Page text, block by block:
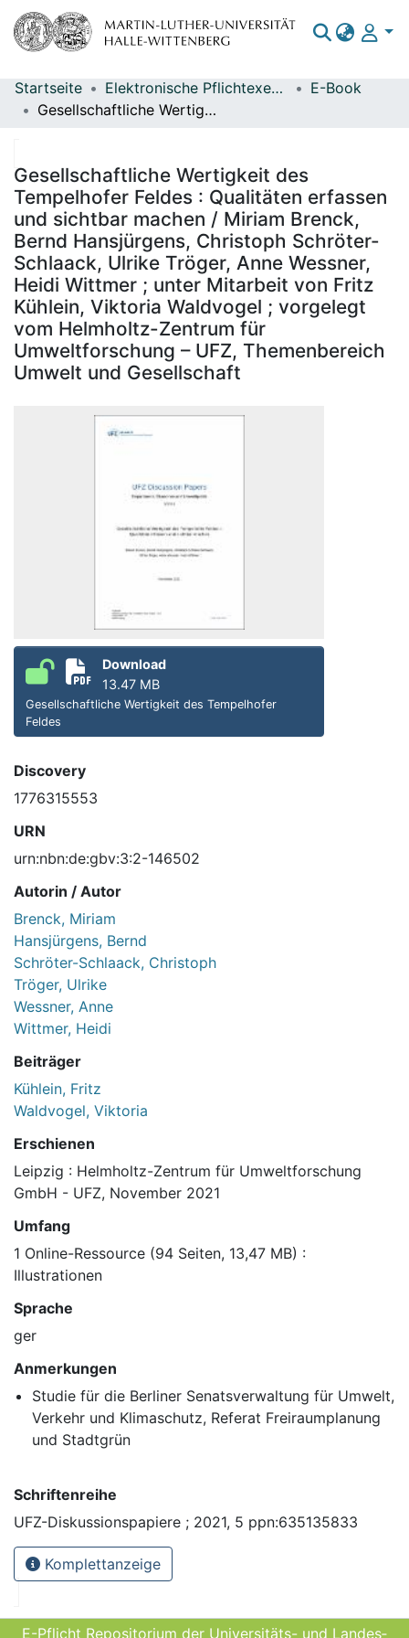
Bereiche & Sammlungen
Statistiken
Startseite Elektronische Pflichtexemplare
E-Book
Gesellschaftliche Wertigkeit des Tempelhofer Feldes : Qualitäten erfassen und sichtbar machen / Miriam Brenck, Bernd Hansjürgens, Christoph Schröter-Schlaack, Ulrike Tröger, Anne Wessner, Heidi Wittmer ; unter Mitarbeit von Fritz Kühlein, Viktoria Waldvogel ; vorgelegt vom Helmholtz-Zentrum für Umweltforschung – UFZ, Themenbereich Umwelt und Gesellschaft
Gesellschaftliche Wertigkeit des
Tempelhofer Feldes : Qualitäten erfassen
und sichtbar machen / Miriam Brenck,
Bernd Hansjürgens, Christoph Schröter-
Schlaack, Ulrike Tröger, Anne Wessner,
Heidi Wittmer ; unter Mitarbeit von Fritz
Kühlein, Viktoria Waldvogel ; vorgelegt
vom Helmholtz-Zentrum für
Umweltforschung – UFZ, Themenbereich
Umwelt und Gesellschaft
Download
13.47 MB
Gesellschaftliche Wertigkeit des Tempelhofer
Feldes
Discovery
1776315553
URN
urn:nbn:de:gbv:3:2-146502
Autorin / Autor
Brenck, Miriam
Hansjürgens, Bernd
Schröter-Schlaack, Christoph
Tröger, Ulrike
Wessner, Anne
Wittmer, Heidi
Beiträger
Kühlein, Fritz
Waldvogel, Viktoria
Erschienen
Leipzig : Helmholtz-Zentrum für Umweltforschung
GmbH - UFZ, November 2021
Umfang
1 Online-Ressource (94 Seiten, 13,47 MB) :
Illustrationen
Sprache
ger
Anmerkungen
Studie für die Berliner Senatsverwaltung für Umwelt,
Verkehr und Klimaschutz, Referat Freiraumplanung
und Stadtgrün
Schriftenreihe
UFZ-Diskussionspapiere ; 2021, 5 ppn:635135833
Komplettanzeige
E-Pflicht Repositorium der Universitäts- und Landes­